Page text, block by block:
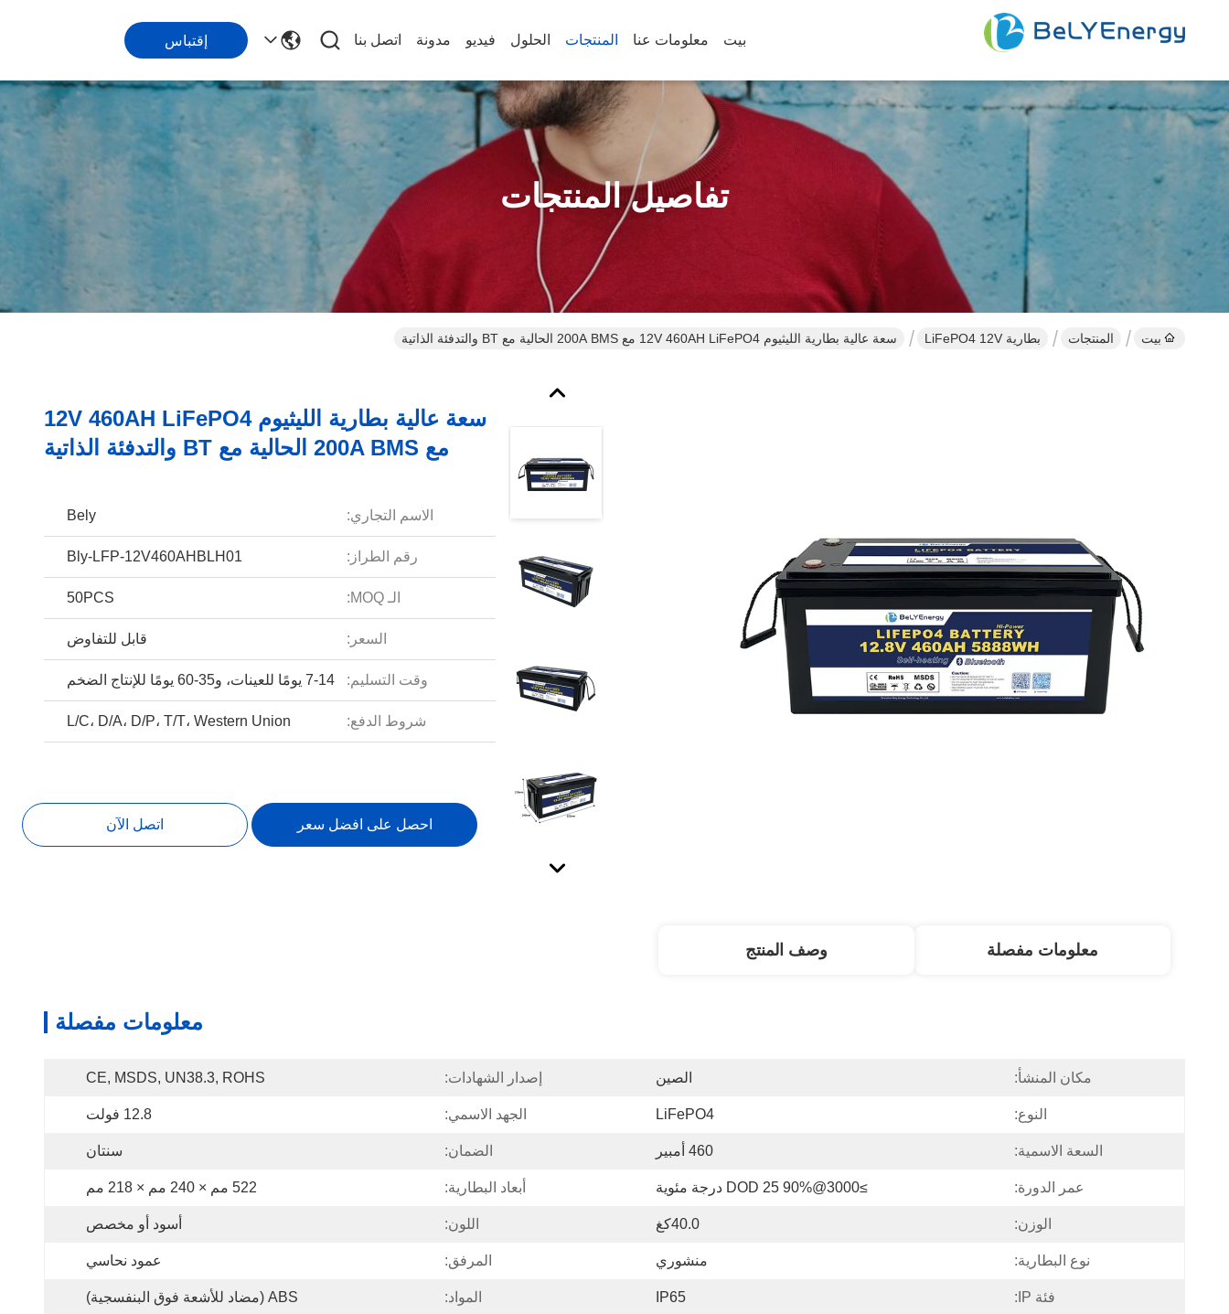
بيت معلومات عنا المنتجات الحلول فيديو مدونة اتصل بنا إقتباس
تفاصيل المنتجات
بيت المنتجات بطارية LiFePO4 12V سعة عالية بطارية الليثيوم 12V 460AH LiFePO4 مع 200A BMS الحالية مع BT والتدفئة الذاتية
سعة عالية بطارية الليثيوم 12V 460AH LiFePO4
مع 200A BMS الحالية مع BT والتدفئة الذاتية
الاسم التجاري: Bely
رقم الطراز: Bly-LFP-12V460AHBLH01
الـ MOQ: 50PCS
السعر: قابل للتفاوض
وقت التسليم: 7-14 يومًا للعينات، و35-60 يومًا للإنتاج الضخم
شروط الدفع: L/C، D/A، D/P، T/T، Western Union
احصل على افضل سعر اتصل الآن
معلومات مفصلة وصف المنتج
معلومات مفصلة
مكان المنشأ: الصين إصدار الشهادات: CE, MSDS, UN38.3, ROHS
النوع: LiFePO4 الجهد الاسمي: 12.8 فولت
السعة الاسمية: 460 أمبير الضمان: سنتان
عمر الدورة: ≥3000@90% DOD 25 درجة مئوية أبعاد البطارية: 522 مم × 240 مم × 218 مم
الوزن: 40.0كغ اللون: أسود أو مخصص
نوع البطارية: منشوري المرفق: عمود نحاسي
فئة IP: IP65 المواد: ABS (مضاد للأشعة فوق البنفسجية)